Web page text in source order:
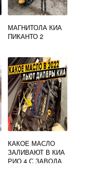
МАГНИТОЛА КИА
ПИКАНТО 2
КАКОЕ МАСЛО
ЗАЛИВАЮТ В КИА
РИО 4 С ЗАВОДА